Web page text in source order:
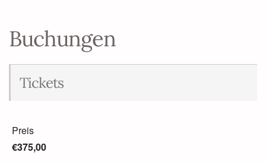
Buchungen
Tickets
Preis
€375,00